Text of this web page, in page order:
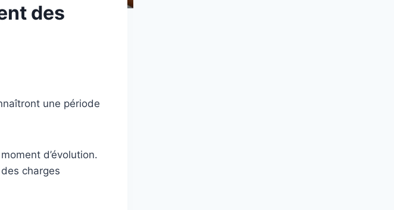
des
une période
d’évolution.
charges